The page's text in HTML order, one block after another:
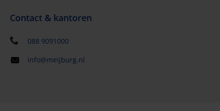
Contact & kantoren
088 9091000
info@meijburg.nl